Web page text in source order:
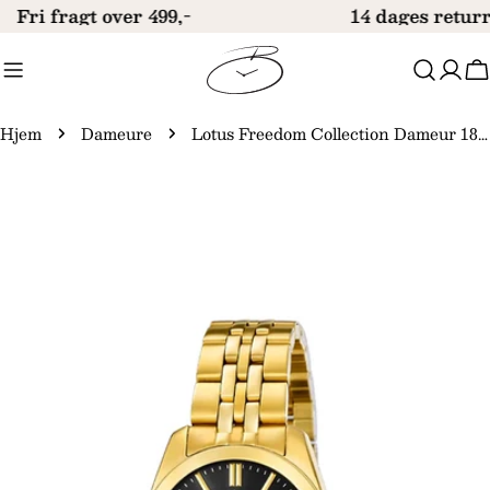
Gå
indhold
Fri fragt over 499,- 14 dages
Hjem Dameure Lotus Freedom Collection Dameur 18993/6